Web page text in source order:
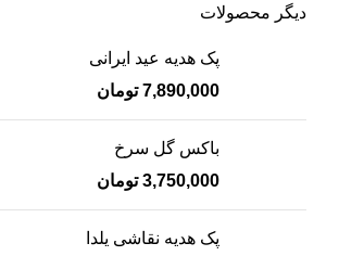
دیگر محصولات
پک هدیه عید ایرانی
7,890,000 تومان
باکس گل سرخ
3,750,000 تومان
پک هدیه نقاشی یلدا